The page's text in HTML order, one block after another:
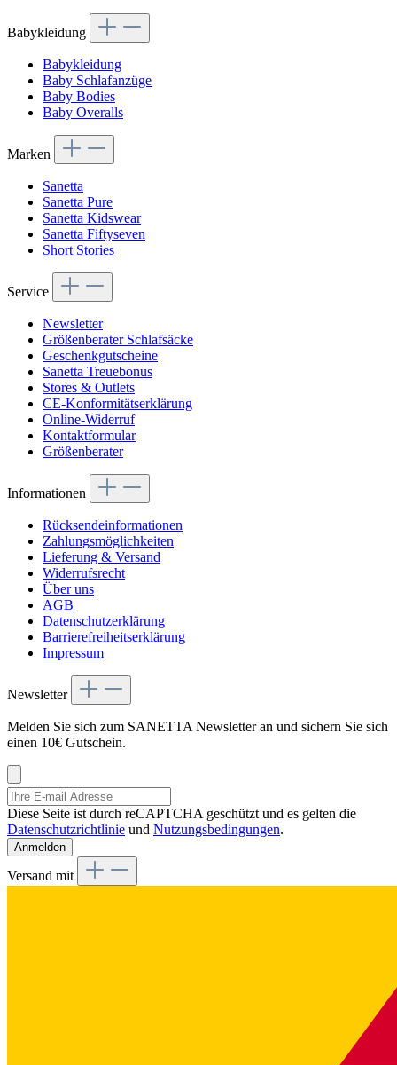
Babykleidung
Babykleidung
Baby Schlafanzüge
Baby Bodies
Baby Overalls
Marken
Sanetta
Sanetta Pure
Sanetta Kidswear
Sanetta Fiftyseven
Short Stories
Service
Newsletter
Größenberater Schlafsäcke
Geschenkgutscheine
Sanetta Treuebonus
Stores & Outlets
CE-Konformitätserklärung
Online-Widerruf
Kontaktformular
Größenberater
Informationen
Rücksendeinformationen
Zahlungsmöglichkeiten
Lieferung & Versand
Widerrufsrecht
Über uns
AGB
Datenschutzerklärung
Barrierefreiheitserklärung
Impressum
Newsletter
Melden Sie sich zum SANETTA Newsletter an und sichern Sie sich
einen 10€ Gutschein.
Diese Seite ist durch reCAPTCHA geschützt und es gelten die
Datenschutzrichtlinie und Nutzungsbedingungen.
Anmelden
Versand mit